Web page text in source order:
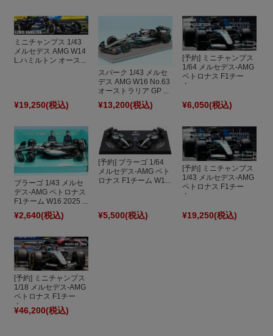
ミニチャンプス 1/43
メルセデス AMG W14
L.ハミルトン オース...
¥19,250(税込)
スパーク 1/43 メルセ
デス AMG W16 No.63
オーストラリア GP ...
¥13,200(税込)
[予約] ミニチャンプス
1/64 メルセデス-AMG
ペトロナス F1チー
ム...
¥6,050(税込)
ブラーゴ 1/43 メルセ
デス-AMG ペトロナス
F1チーム W16 2025 ...
¥2,640(税込)
[予約] ブラーゴ 1/64
メルセデス-AMG ペト
ロナス F1チーム W1...
¥5,500(税込)
[予約] ミニチャンプス
1/43 メルセデス-AMG
ペトロナス F1チー
ム...
¥19,250(税込)
[予約] ミニチャンプス
1/18 メルセデス-AMG
ペトロナス F1チー
ム...
¥46,200(税込)